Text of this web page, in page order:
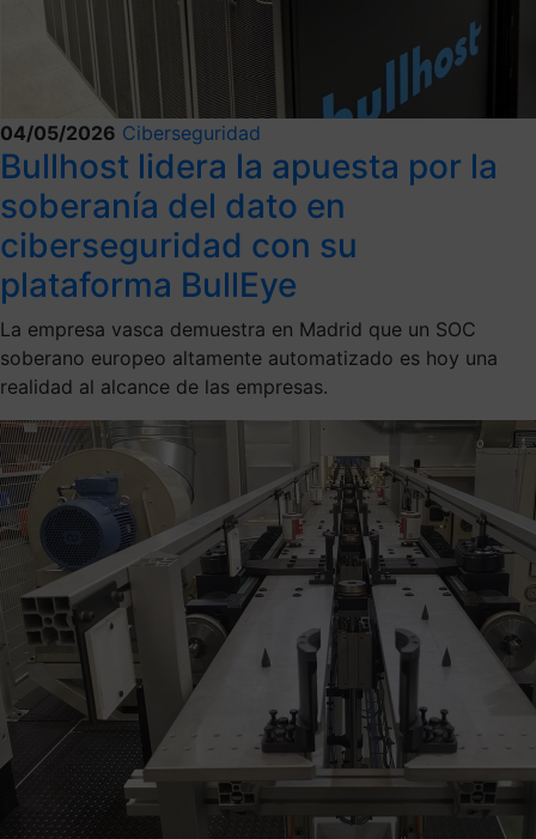
04/05/2026 Ciberseguridad
Bullhost lidera la apuesta por la
soberanía del dato en
ciberseguridad con su
plataforma BullEye
La empresa vasca demuestra en Madrid que un SOC
soberano europeo altamente automatizado es hoy una
realidad al alcance de las empresas.